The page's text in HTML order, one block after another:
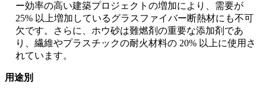
ー効率の高い建築プロジェクトの増加により、需要が
25% 以上増加しているグラスファイバー断熱材にも不可
欠です。さらに、ホウ砂は難燃剤の重要な添加剤であ
り、繊維やプラスチックの耐火材料の 20% 以上に使用さ
れています。
用途別